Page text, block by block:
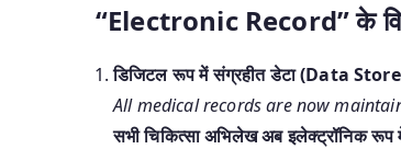
“Electronic Record” के
डिजिटल रूप में संग्रहीत डेटा (Data
All medical records are now
सभी चिकित्सा अभिलेख अब इलेक्ट्रॉनिक रूप